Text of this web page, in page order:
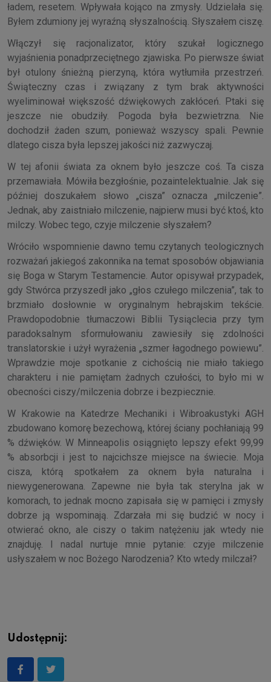
ładem, resetem. Wpływała kojąco na zmysły. Udzielała się.
Byłem zdumiony jej wyraźną słyszalnością. Słyszałem ciszę.
Włączył się racjonalizator, który szukał logicznego
wyjaśnienia ponadprzeciętnego zjawiska. Po pierwsze świat
był otulony śnieżną pierzyną, która wytłumiła przestrzeń.
Świąteczny czas i związany z tym brak aktywności
wyeliminował większość dźwiękowych zakłóceń. Ptaki się
jeszcze nie obudziły. Pogoda była bezwietrzna. Nie
dochodził żaden szum, ponieważ wszyscy spali. Pewnie
dlatego cisza była lepszej jakości niż zazwyczaj.
W tej afonii świata za oknem było jeszcze coś. Ta cisza
przemawiała. Mówiła bezgłośnie, pozaintelektualnie. Jak się
później doszukałem słowo „cisza” oznacza „milczenie”.
Jednak, aby zaistniało milczenie, najpierw musi być ktoś, kto
milczy. Wobec tego, czyje milczenie słyszałem?
Wróciło wspomnienie dawno temu czytanych teologicznych
rozważań jakiegoś zakonnika na temat sposobów objawiania
się Boga w Starym Testamencie. Autor opisywał przypadek,
gdy Stwórca przyszedł jako „głos czułego milczenia”, tak to
brzmiało dosłownie w oryginalnym hebrajskim tekście.
Prawdopodobnie tłumaczowi Biblii Tysiąclecia przy tym
paradoksalnym sformułowaniu zawiesiły się zdolności
translatorskie i użył wyrażenia „szmer łagodnego powiewu”.
Wprawdzie moje spotkanie z cichością nie miało takiego
charakteru i nie pamiętam żadnych czułości, to było mi w
obecności ciszy/milczenia dobrze i bezpiecznie.
W Krakowie na Katedrze Mechaniki i Wibroakustyki AGH
zbudowano komorę bezechową, której ściany pochłaniają 99
% dźwięków. W Minneapolis osiągnięto lepszy efekt 99,99
% absorbcji i jest to najcichsze miejsce na świecie. Moja
cisza, którą spotkałem za oknem była naturalna i
niewygenerowana. Zapewne nie była tak sterylna jak w
komorach, to jednak mocno zapisała się w pamięci i zmysły
dobrze ją wspominają. Zdarzała mi się budzić w nocy i
otwierać okno, ale ciszy o takim natężeniu jak wtedy nie
znajduję. I nadal nurtuje mnie pytanie: czyje milczenie
usłyszałem w noc Bożego Narodzenia? Kto wtedy milczał?
Udostępnij: